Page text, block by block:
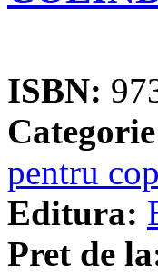
ISBN:
pentru
Editura:
Pret de